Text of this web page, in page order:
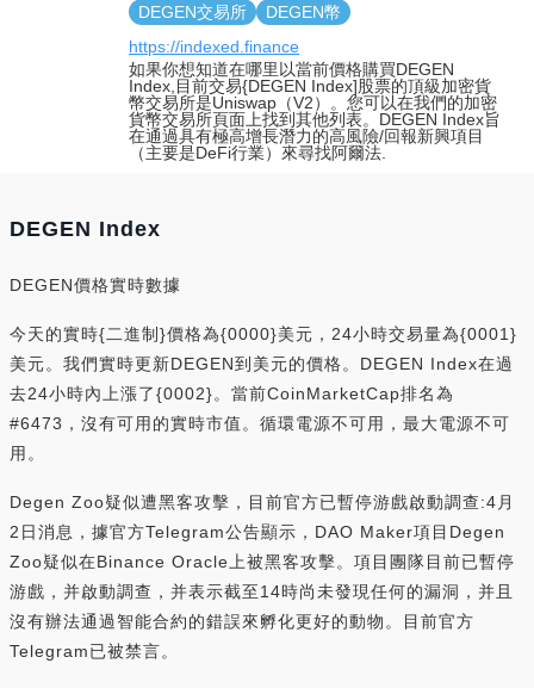
DEGEN交易所
DEGEN幣
https://indexed.finance
如果你想知道在哪里以當前價格購買DEGEN
Index,目前交易{DEGEN Index]股票的頂級加密貨
幣交易所是Uniswap（V2）。您可以在我們的加密
貨幣交易所頁面上找到其他列表。DEGEN Index旨
在通過具有極高增長潛力的高風險/回報新興項目
（主要是DeFi行業）來尋找阿爾法.
DEGEN Index
DEGEN價格實時數據
今天的實時{二進制}價格為{0000}美元，24小時交易量為{0001}
美元。我們實時更新DEGEN到美元的價格。DEGEN Index在過
去24小時內上漲了{0002}。當前CoinMarketCap排名為
#6473，沒有可用的實時市值。循環電源不可用，最大電源不可
用。
Degen Zoo疑似遭黑客攻擊，目前官方已暫停游戲啟動調查:4月
2日消息，據官方Telegram公告顯示，DAO Maker項目Degen
Zoo疑似在Binance Oracle上被黑客攻擊。項目團隊目前已暫停
游戲，并啟動調查，并表示截至14時尚未發現任何的漏洞，并且
沒有辦法通過智能合約的錯誤來孵化更好的動物。目前官方
Telegram已被禁言。